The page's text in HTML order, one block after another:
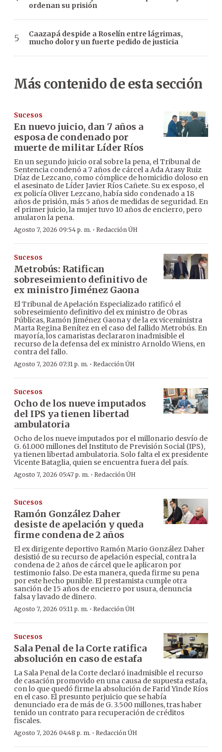
ordenan su prisión
Caazapá despide a Roselín entre lágrimas,
mucho dolor y un fuerte pedido de justicia
Más contenido de esta sección
Sucesos
En nuevo juicio, dan 7 años a
esposa de condenado por
muerte de militar Líder Ríos
En un segundo juicio oral sobre la pena, el Tribunal de
Sentencia condenó a 7 años de cárcel a Ada Arasy Ruiz
Díaz de Lezcano, como cómplice de homicidio doloso en
el asesinato de Líder Javier Ríos Cañete. Su ex esposo, el
ex policía Oliver Lezcano, había sido condenado a 18
años de prisión, más 5 años de medidas de seguridad. En
el primer juicio, la mujer tuvo 10 años de encierro, pero
anularon la pena.
Agosto 7, 2026 09:54 p. m. · Redacción ÚH
Sucesos
Metrobús: Ratifican
sobreseimiento definitivo de
ex ministro Jiménez Gaona
El Tribunal de Apelación Especializado ratificó el
sobreseimiento definitivo del ex ministro de Obras
Públicas, Ramón Jiménez Gaona y de la ex viceministra
Marta Regina Benítez en el caso del fallido Metrobús. En
mayoría, los camaristas declararon inadmisible el
recurso de la defensa del ex ministro Arnoldo Wiens, en
contra del fallo.
Agosto 7, 2026 07:31 p. m. · Redacción ÚH
Sucesos
Ocho de los nueve imputados
del IPS ya tienen libertad
ambulatoria
Ocho de los nueve imputados por el millonario desvío de
G. 61.000 millones del Instituto de Previsión Social (IPS),
ya tienen libertad ambulatoria. Solo falta el ex presidente
Vicente Bataglia, quien se encuentra fuera del país.
Agosto 7, 2026 05:47 p. m. · Redacción ÚH
Sucesos
Ramón González Daher
desiste de apelación y queda
firme condena de 2 años
El ex dirigente deportivo Ramón Mario González Daher
desistió de su recurso de apelación especial, contra la
condena de 2 años de cárcel que le aplicaron por
testimonio falso. De esta manera, queda firme su pena
por este hecho punible. El prestamista cumple otra
sanción de 15 años de encierro por usura, denuncia
falsa y lavado de dinero.
Agosto 7, 2026 05:11 p. m. · Redacción ÚH
Sucesos
Sala Penal de la Corte ratifica
absolución en caso de estafa
La Sala Penal de la Corte declaró inadmisible el recurso
de casación promovido en una causa de supuesta estafa,
con lo que quedó firme la absolución de Farid Yinde Ríos
en el caso. El presunto perjuicio que se había
denunciado era de más de G. 3.500 millones, tras haber
tenido un contrato para recuperación de créditos
fiscales.
Agosto 7, 2026 04:48 p. m. · Redacción ÚH